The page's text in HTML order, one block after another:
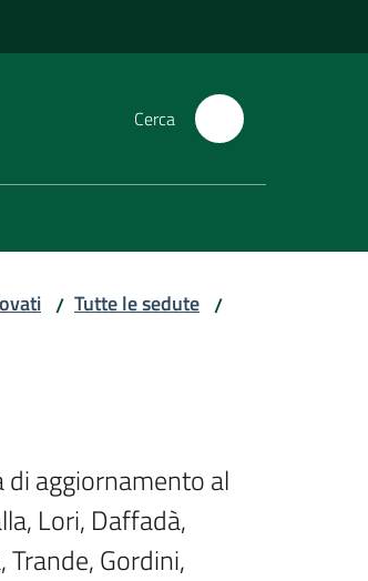
Cerca
/ Tutte le sedute /
aggiornamento al
Lori, Daffadà,
Gordini,